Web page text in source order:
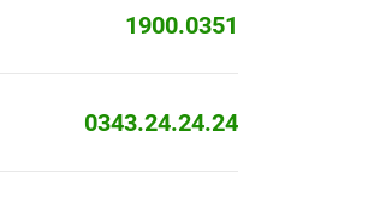
1900.0351
0343.24.24.24